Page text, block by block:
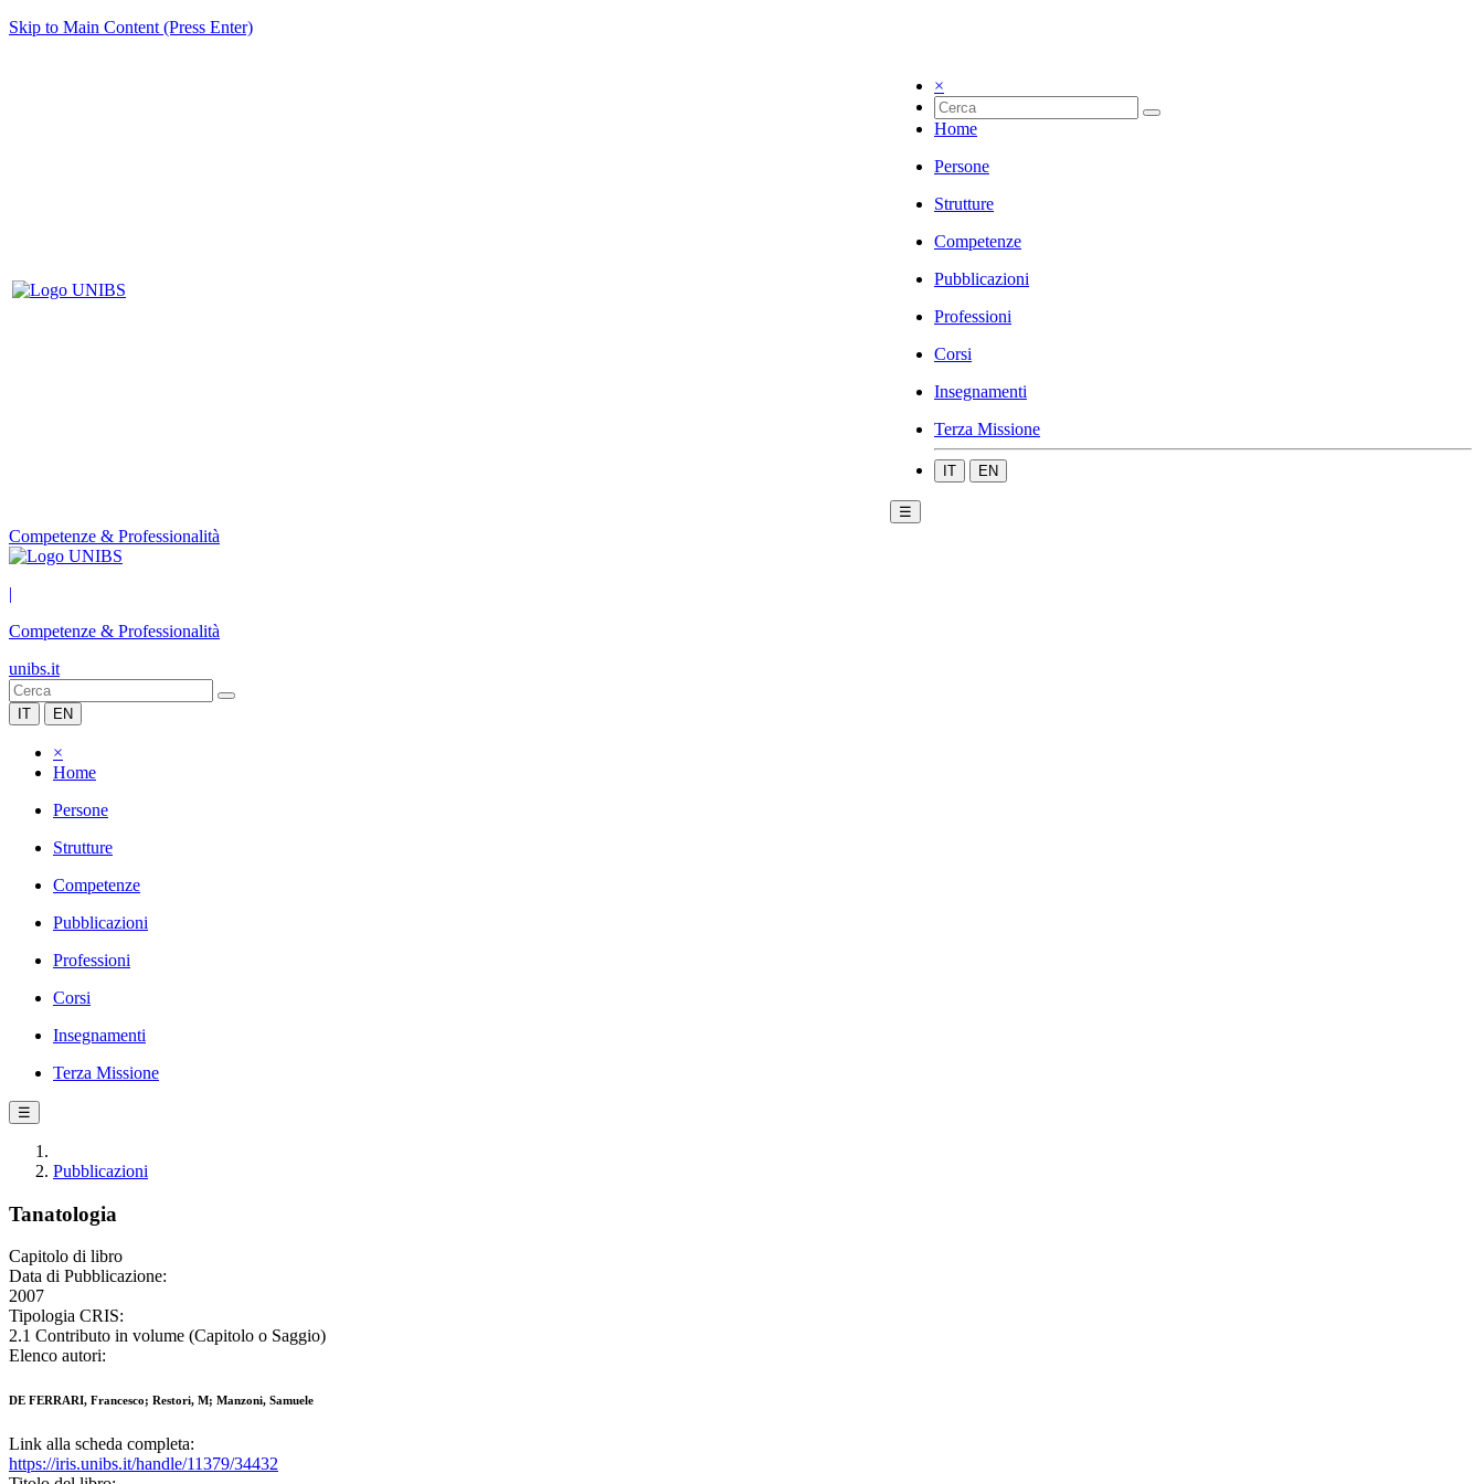
Skip to Main Content (Press Enter)
×
Home
Persone
Strutture
Competenze
Pubblicazioni
Professioni
Corsi
Insegnamenti
Terza Missione
IT EN
☰
Competenze & Professionalità
|
Competenze & Professionalità
unibs.it
IT EN
×
Home
Persone
Strutture
Competenze
Pubblicazioni
Professioni
Corsi
Insegnamenti
Terza Missione
☰
Pubblicazioni
Tanatologia
Capitolo di libro
Data di Pubblicazione:
2007
Tipologia CRIS:
2.1 Contributo in volume (Capitolo o Saggio)
Elenco autori:
DE FERRARI, Francesco; Restori, M; Manzoni, Samuele
Link alla scheda completa:
https://iris.unibs.it/handle/11379/34432